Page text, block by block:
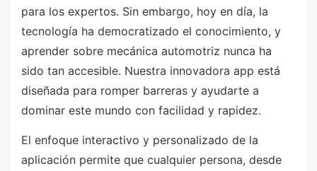
para los expertos. Sin embargo, hoy en día, la
tecnología ha democratizado el conocimiento, y
aprender sobre mecánica automotriz nunca ha
sido tan accesible. Nuestra innovadora app está
diseñada para romper barreras y ayudarte a
dominar este mundo con facilidad y rapidez.
El enfoque interactivo y personalizado de la
aplicación permite que cualquier persona, desde